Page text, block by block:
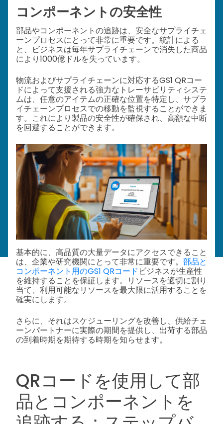
コンポーネントの安全性
部品やコンポーネントの追跡は、安全なサプライチェ
ーンプロセスにとって非常に重要です。統計による
と、ビジネスは毎年サプライチェーンで消失した商品
により1000億ドルを失っています。
物流およびサプライチェーンに対応するGS1 QRコー
ドによって支援される強力なトレーサビリティシステ
ムは、任意のアイテムの正確な位置を特定し、サプラ
イチェーンプロセスでの移動を監視することができま
す。これにより製品の安全性が確保され、高額な中断
を回避することができます。
基本的に、高品質の大量データにアクセスできること
は、企業や研究機関にとって非常に重要です。 部品と
コンポーネント用のGS1 QRコード ビジネスが生産性
を維持することを保証します。リソースを適切に割り
当て、利用可能なリソースを最大限に活用することを
確実にします。
さらに、それはスケジューリングを改善し、供給チェ
ーンパートナーに実際の期間を提供し、出荷する部品
の到着時期を期待する時期を知らせます。
QRコードを使用して部
品とコンポーネントを